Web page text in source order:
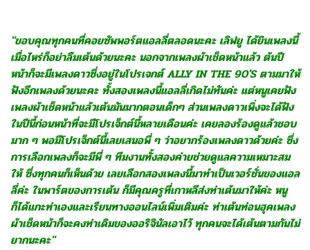
"ขอบคุณทุกคนที่คอยซัพพอร์ตแอลลี่ตลอดนะคะ เลิฟยู ได้ยินเพลงนี้
เมื่อไหร่ก็อย่าลืมเต้นด้วยนะคะ นอกจากเพลงผ้าเช็ดหน้าแล้ว ต้นปี
หน้าก็จะมีเพลงดาวซึ่งอยู่ในโปรเจกต์ ALLY IN THE 90'S ตามมาให้
ฟังอีกเพลงด้วยนะคะ ทั้งสองเพลงนี้แอลลี่เกิดไม่ทันค่ะ แต่หนูเคยฟัง
เพลงผ้าเช็ดหน้าแล้วเต้นมันมากตอนเด็กๆ ส่วนเพลงดาวเพิ่งจะได้ฟัง
ในปีนี้ก่อนหน้าที่จะมีโปรเจ็กต์นี้หลายเดือนค่ะ เคยลองร้องดูแล้วชอบ
มาก ๆ พอมีโปรเจ็กต์นี้เลยเสนอพี่ ๆ ว่าอยากร้องเพลงดาวด้วยค่ะ ซึ่ง
การเลือกเพลงก็จะมีพี่ ๆ ทีมงานทั้งสองค่ายช่วยดูแลความเหมาะสม
ให้ ซึ่งทุกคนก็เห็นด้วย เลยเลือกสองเพลงนี้มาทำเป็นเวอร์ชั่นของแอล
ลี่ค่ะ ในพาร์ตของการเต้น ก็มีคุณครูที่เกาหลีส่งท่าเต้นมาให้ค่ะ หนู
ก็ได้แกะท่าเองและเรียนทางออนไลน์เพิ่มเติมค่ะ ท่าเต้นท่อนฮุคเพลง
ผ้าเช็ดหน้าก็จะคงท่าเดิมของออริจินัลเอาไว้ ทุกคนจะได้เต้นตามกันไม่
ยากนะคะ"